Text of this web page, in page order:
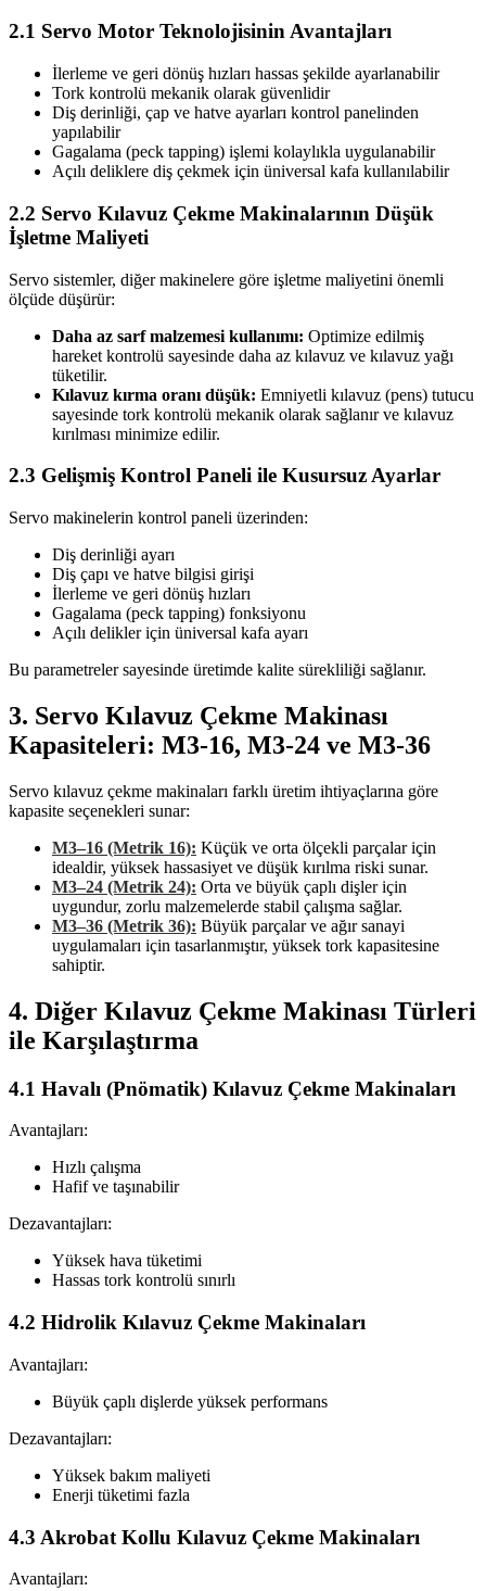
2.1 Servo Motor Teknolojisinin Avantajları
İlerleme ve geri dönüş hızları hassas şekilde ayarlanabilir
Tork kontrolü mekanik olarak güvenlidir
Diş derinliği, çap ve hatve ayarları kontrol panelinden
yapılabilir
Gagalama (peck tapping) işlemi kolaylıkla uygulanabilir
Açılı deliklere diş çekmek için üniversal kafa kullanılabilir
2.2 Servo Kılavuz Çekme Makinalarının Düşük
İşletme Maliyeti
Servo sistemler, diğer makinelere göre işletme maliyetini önemli
ölçüde düşürür:
Daha az sarf malzemesi kullanımı: Optimize edilmiş
hareket kontrolü sayesinde daha az kılavuz ve kılavuz yağı
tüketilir.
Kılavuz kırma oranı düşük: Emniyetli kılavuz (pens) tutucu
sayesinde tork kontrolü mekanik olarak sağlanır ve kılavuz
kırılması minimize edilir.
2.3 Gelişmiş Kontrol Paneli ile Kusursuz Ayarlar
Servo makinelerin kontrol paneli üzerinden:
Diş derinliği ayarı
Diş çapı ve hatve bilgisi girişi
İlerleme ve geri dönüş hızları
Gagalama (peck tapping) fonksiyonu
Açılı delikler için üniversal kafa ayarı
Bu parametreler sayesinde üretimde kalite sürekliliği sağlanır.
3. Servo Kılavuz Çekme Makinası
Kapasiteleri: M3-16, M3-24 ve M3-36
Servo kılavuz çekme makinaları farklı üretim ihtiyaçlarına göre
kapasite seçenekleri sunar:
M3–16 (Metrik 16): Küçük ve orta ölçekli parçalar için
idealdir, yüksek hassasiyet ve düşük kırılma riski sunar.
M3–24 (Metrik 24): Orta ve büyük çaplı dişler için
uygundur, zorlu malzemelerde stabil çalışma sağlar.
M3–36 (Metrik 36): Büyük parçalar ve ağır sanayi
uygulamaları için tasarlanmıştır, yüksek tork kapasitesine
sahiptir.
4. Diğer Kılavuz Çekme Makinası Türleri
ile Karşılaştırma
4.1 Havalı (Pnömatik) Kılavuz Çekme Makinaları
Avantajları:
Hızlı çalışma
Hafif ve taşınabilir
Dezavantajları:
Yüksek hava tüketimi
Hassas tork kontrolü sınırlı
4.2 Hidrolik Kılavuz Çekme Makinaları
Avantajları:
Büyük çaplı dişlerde yüksek performans
Dezavantajları:
Yüksek bakım maliyeti
Enerji tüketimi fazla
4.3 Akrobat Kollu Kılavuz Çekme Makinaları
Avantajları: